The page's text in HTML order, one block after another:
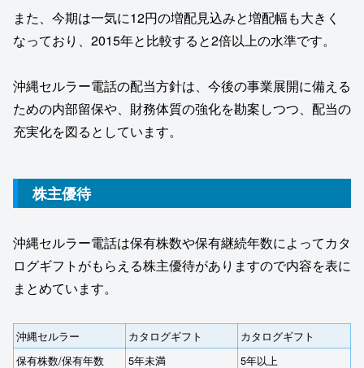
また、今期は一気に12円の増配見込みと増配幅も大きく
なっており、2015年と比較すると2倍以上の水準です。
沖縄セルラー電話の配当方針は、今後の事業展開に備える
ための内部留保や、財務体質の強化を勘案しつつ、配当の
充実化を図るとしています。
株主優待
沖縄セルラー電話は保有株数や保有継続年数によってカタ
ログギフトがもらえる株主優待がありますので内容を表に
まとめています。
沖縄セルラー カタログギフト
カタログギフト
保有株数/保有年数
5年未満
5年以上